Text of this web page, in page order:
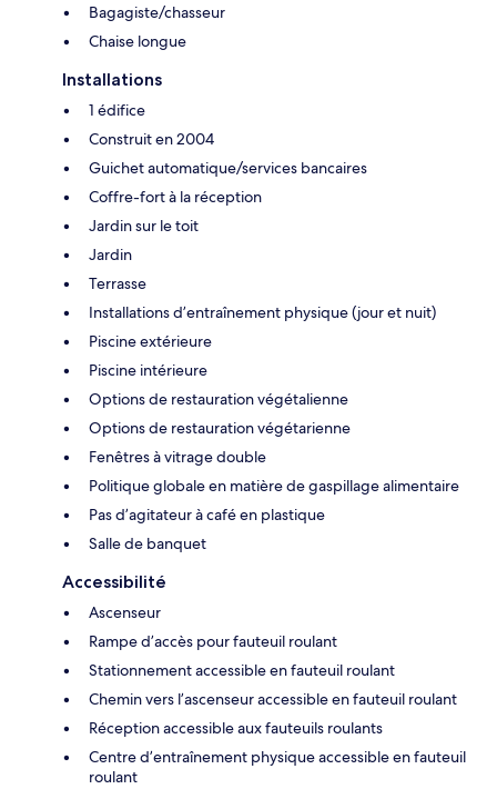
Bagagiste/chasseur
Chaise longue
Installations
1 édifice
Construit en 2004
Guichet automatique/services bancaires
Coffre-fort à la réception
Jardin sur le toit
Jardin
Terrasse
Installations d’entraînement physique (jour et nuit)
Piscine extérieure
Piscine intérieure
Options de restauration végétalienne
Options de restauration végétarienne
Fenêtres à vitrage double
Politique globale en matière de gaspillage alimentaire
Pas d’agitateur à café en plastique
Salle de banquet
Accessibilité
Ascenseur
Rampe d’accès pour fauteuil roulant
Stationnement accessible en fauteuil roulant
Chemin vers l’ascenseur accessible en fauteuil roulant
Réception accessible aux fauteuils roulants
Centre d’entraînement physique accessible en fauteuil
roulant